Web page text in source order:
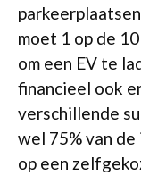
moet 1 op de
om een EV te
financieel ook
verschillende
wel 75% van
op een